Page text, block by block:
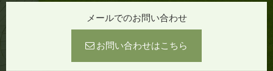
メールでのお問い合わせ
お問い合わせはこちら